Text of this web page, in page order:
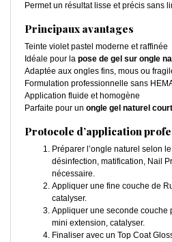
Permet un résultat lisse et précis sans
Principaux avantages
Teinte violet pastel moderne et raffinée
Idéale pour la pose de gel sur ongle
Adaptée aux ongles fins, mous ou
Formulation professionnelle sans
Application fluide et homogène
Parfaite pour un ongle gel naturel court
Protocole d’application
Préparer l’ongle naturel selon
désinfection, matification, Nail
nécessaire.
Appliquer une fine couche de
catalyser.
Appliquer une seconde couche
mini extension, catalyser.
Finaliser avec un Top Coat